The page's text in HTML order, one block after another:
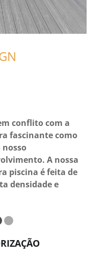
conflito com a
fascinante como
A nossa
piscina é feita de
densidade e